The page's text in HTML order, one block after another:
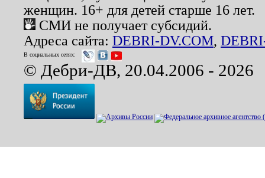
женщин. 16+ для детей старше 16 лет.
СМИ не получает субсидий.
Адреса сайта: DEBRI-DV.COM,
В социальных сетях:
© Дебри-ДВ, 20.04.2006 - 2026